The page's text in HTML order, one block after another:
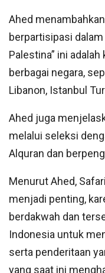
Ahed
berpartisipasi
Palestina” ini
berbagai negara,
Libanon, Istanbul
Ahed juga
melalui seleksi
Alquran dan
Menurut Ahed,
menjadi penting,
berdakwah dan
Indonesia untuk
serta penderitaan
yang saat ini